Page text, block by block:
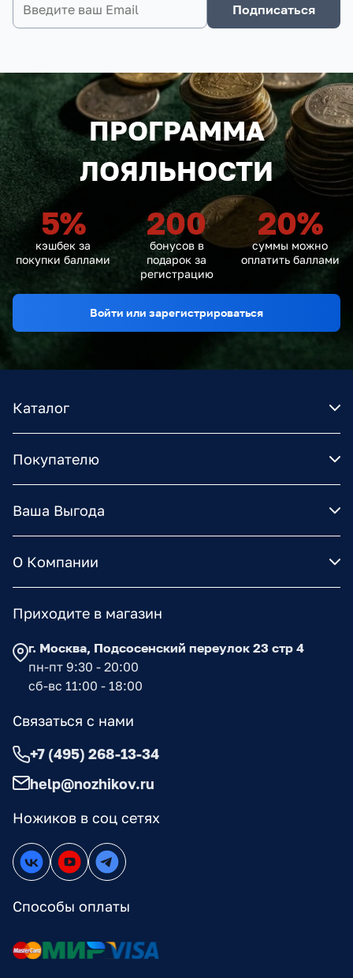
Подписаться
ПРОГРАММА
ЛОЯЛЬНОСТИ
5%
кэшбек за
покупки баллами
200
бонусов в
подарок за
регистрацию
20%
суммы можно
оплатить баллами
Войти или зарегистрироваться
Каталог
Покупателю
Ваша Выгода
О Компании
Ножиков в соц сетях
Способы оплаты
Приходите в магазин
г. Москва, Подсосенский переулок 23 стр 4
пн-пт 9:30 - 20:00
сб-вс 11:00 - 18:00
Связаться с нами
+7 (495) 268-13-34
help@nozhikov.ru